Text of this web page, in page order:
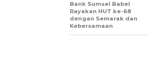
Bank Sumsel Babel
Rayakan HUT ke-68
dengan Semarak dan
Kebersamaan